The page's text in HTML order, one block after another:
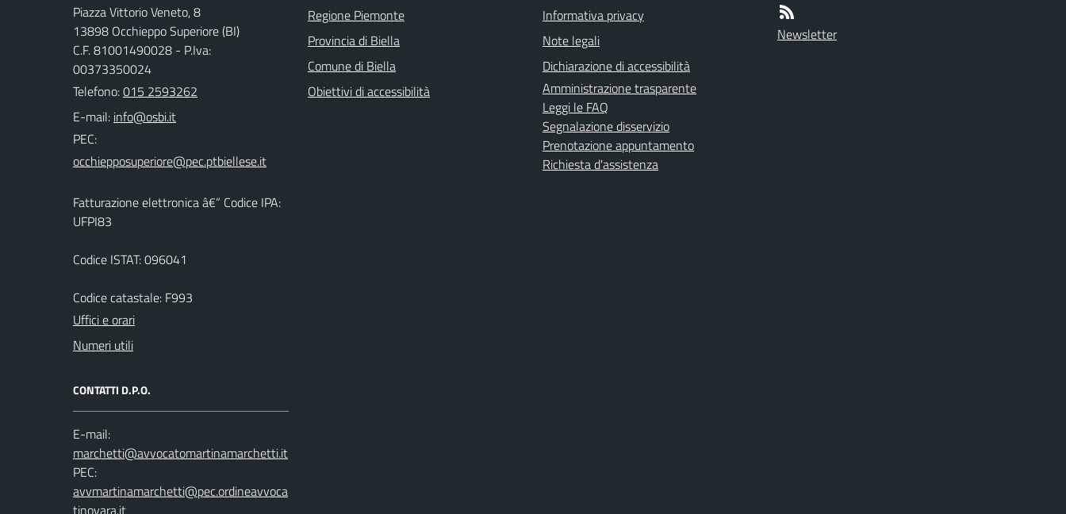
Piazza Vittorio Veneto, 8
13898 Occhieppo Superiore (BI)
C.F. 81001490028 - P.Iva:
00373350024
Telefono:015 2593262
E-mail:
PEC:
Fatturazione elettronica â€“ Codice IPA:
UFPI83
Codice ISTAT: 096041
Codice catastale: F993
Uffici e orari
Numeri utili
CONTATTI D.P.O.
E-mail:
PEC:
Regione Piemonte
Provincia di Biella
Comune di Biella
Obiettivi di accessibilità
Informativa privacy
Note legali
Dichiarazione di accessibilità
Amministrazione trasparente
Leggi le FAQ
Segnalazione disservizio
Prenotazione appuntamento
Richiesta d'assistenza
Newsletter